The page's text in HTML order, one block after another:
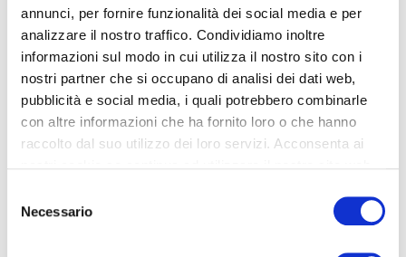
annunci, per fornire funzionalità dei social media e per
analizzare il nostro traffico. Condividiamo inoltre
informazioni sul modo in cui utilizza il nostro sito con i
nostri partner che si occupano di analisi dei dati web,
pubblicità e social media, i quali potrebbero combinarle
con altre informazioni che ha fornito loro o che hanno
raccolto dal suo utilizzo dei loro servizi. Acconsenta ai
delNecessario